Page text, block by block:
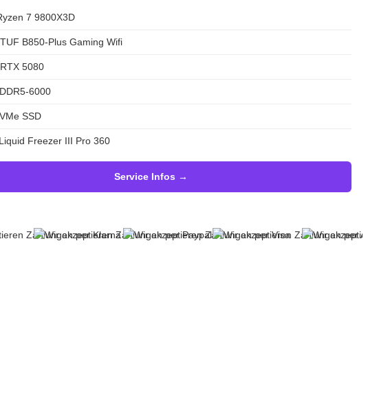
7 9800X3D
B850-Plus Gaming Wifi
5080
6000
SSD
Freezer III Pro 360
Service Infos →